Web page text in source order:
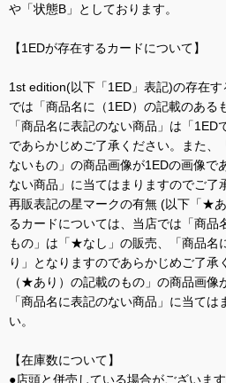
や「状態B」としております。
【1EDが存在するカードについて】
1st edition(以下「1ED」表記)の存在
では「商品名に（1ED）の記載のある
「商品名に表記のない商品」は「
であらかじめご了承ください。また、
ないもの」の商品画像が1EDの画像で
ない商品」に当てはまりますのでご了
再販表記の星マークの有無 (以下「★
るカードについては、当店では「商
もの」は「★なし」の販売、「商品名
り」となりますのであらかじめご了承
（★あり）の記載のもの」の商品画像
「商品名に表記のない商品」に当ては
い。
【在庫数について】
●店頭と併売している場合がございま